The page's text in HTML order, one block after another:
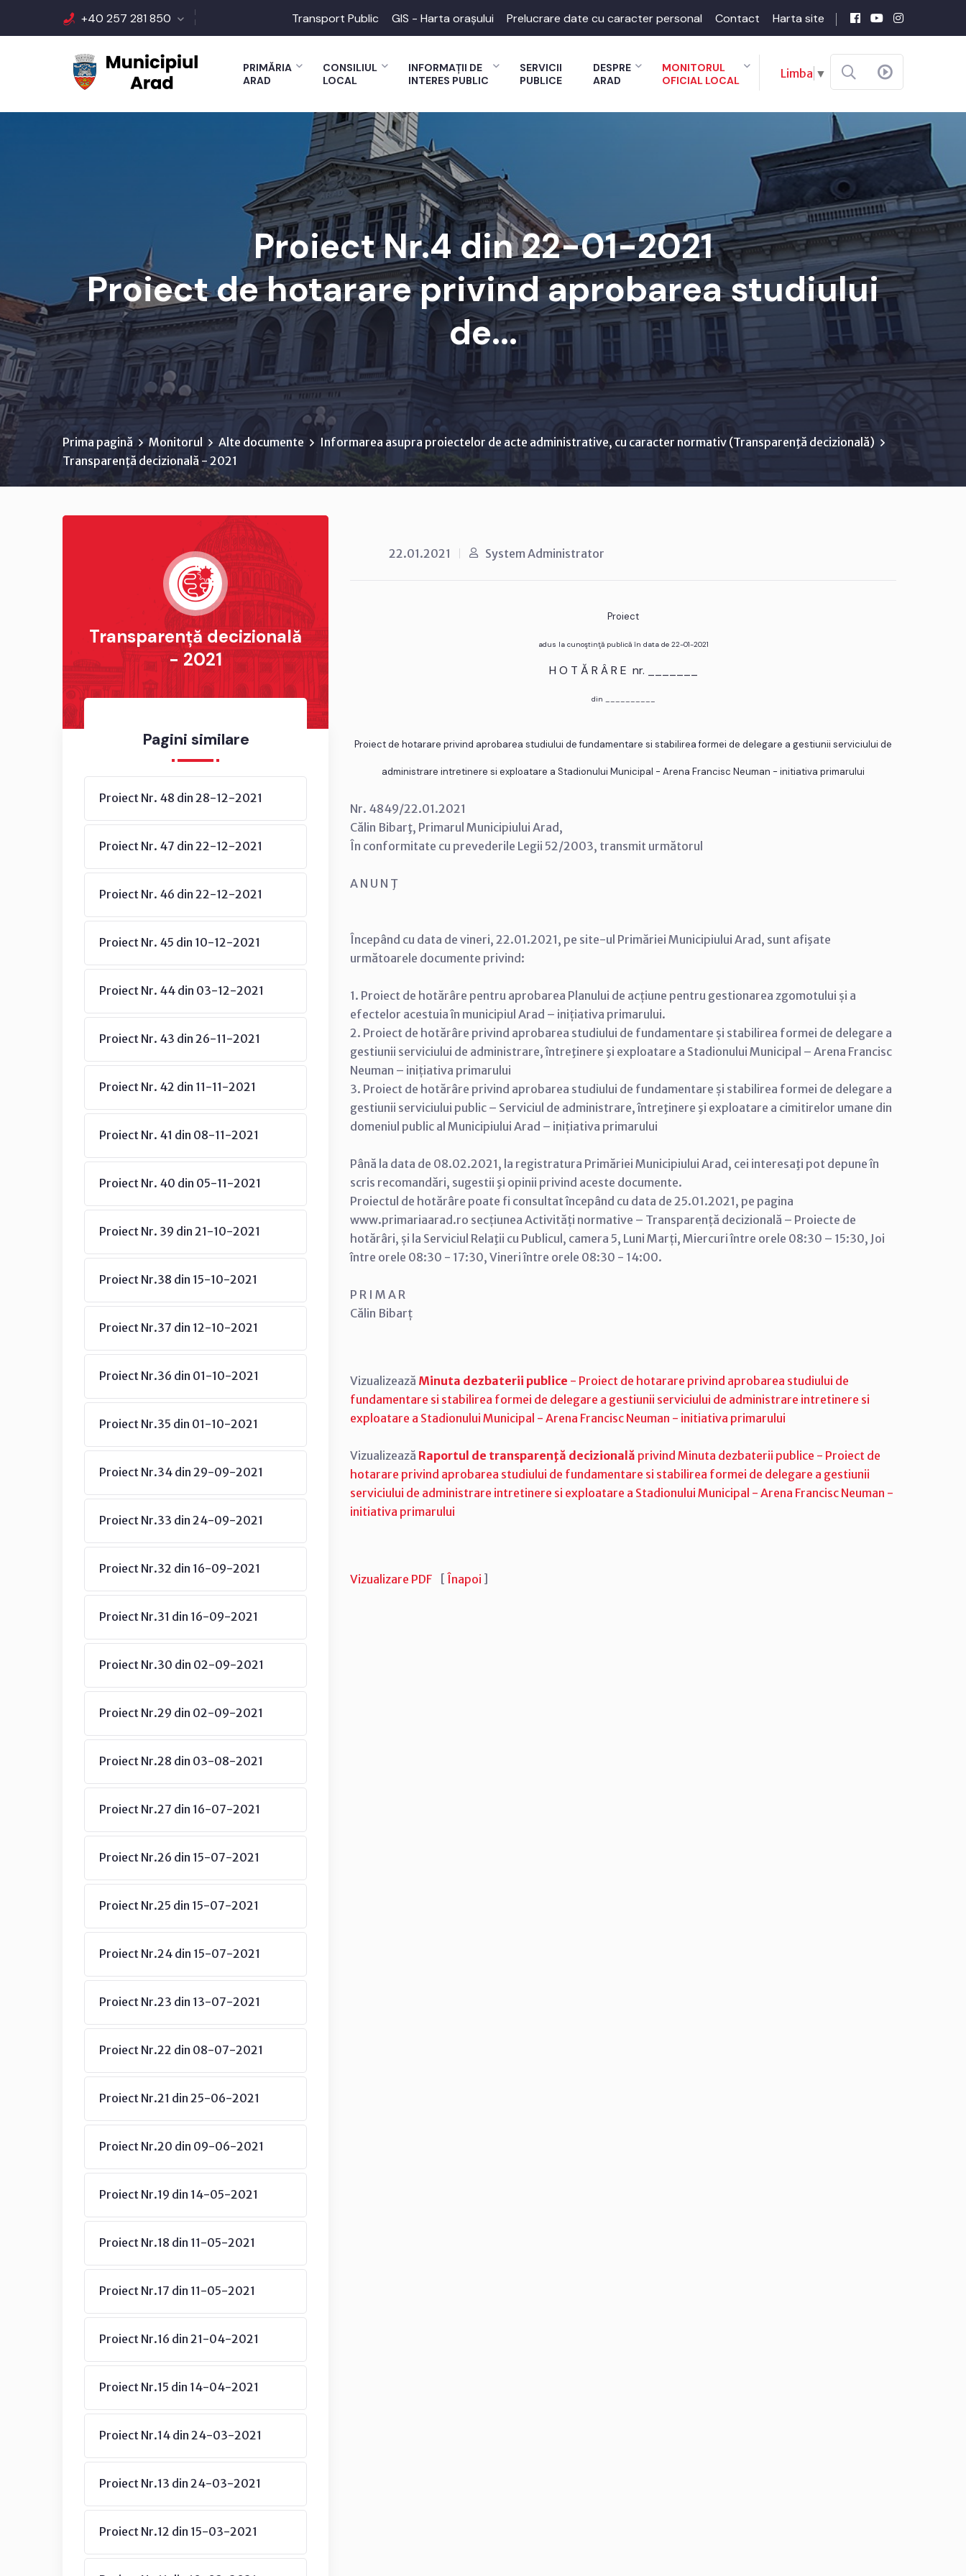
+40 257 281 850 Transport Public GIS - Harta orașului Prelucrare date cu caracter personal Contact Harta site
PRIMĂRIA
ARAD
CONSILIUL
LOCAL
INFORMAȚII DE
INTERES PUBLIC
SERVICII
PUBLICE
DESPRE
ARAD
MONITORUL
OFICIAL LOCAL
Limba ▼
Proiect Nr.4 din 22-01-2021
Proiect de hotarare privind aprobarea studiului
de...
Prima pagină Monitorul Alte documente
Informarea asupra proiectelor de acte administrative, cu caracter normativ (Transparenţă decizională)
Transparență decizională - 2021
Transparență decizională
- 2021
Pagini similare
Proiect Nr. 48 din 28-12-2021
Proiect Nr. 47 din 22-12-2021
Proiect Nr. 46 din 22-12-2021
Proiect Nr. 45 din 10-12-2021
Proiect Nr. 44 din 03-12-2021
Proiect Nr. 43 din 26-11-2021
Proiect Nr. 42 din 11-11-2021
Proiect Nr. 41 din 08-11-2021
Proiect Nr. 40 din 05-11-2021
Proiect Nr. 39 din 21-10-2021
Proiect Nr.38 din 15-10-2021
Proiect Nr.37 din 12-10-2021
Proiect Nr.36 din 01-10-2021
Proiect Nr.35 din 01-10-2021
Proiect Nr.34 din 29-09-2021
Proiect Nr.33 din 24-09-2021
Proiect Nr.32 din 16-09-2021
Proiect Nr.31 din 16-09-2021
Proiect Nr.30 din 02-09-2021
Proiect Nr.29 din 02-09-2021
Proiect Nr.28 din 03-08-2021
Proiect Nr.27 din 16-07-2021
Proiect Nr.26 din 15-07-2021
Proiect Nr.25 din 15-07-2021
Proiect Nr.24 din 15-07-2021
Proiect Nr.23 din 13-07-2021
Proiect Nr.22 din 08-07-2021
Proiect Nr.21 din 25-06-2021
Proiect Nr.20 din 09-06-2021
Proiect Nr.19 din 14-05-2021
Proiect Nr.18 din 11-05-2021
Proiect Nr.17 din 11-05-2021
Proiect Nr.16 din 21-04-2021
Proiect Nr.15 din 14-04-2021
Proiect Nr.14 din 24-03-2021
Proiect Nr.13 din 24-03-2021
Proiect Nr.12 din 15-03-2021
22.01.2021 System Administrator
Proiect
adus la cunoştinţă publică în data de 22-01-2021
H O T Ă R Â R E nr. _______
din __________
Proiect de hotarare privind aprobarea studiului de fundamentare si stabilirea formei de delegare a gestiunii serviciului de
administrare intretinere si exploatare a Stadionului Municipal - Arena Francisc Neuman - initiativa primarului
Nr. 4849/22.01.2021
Călin Bibarţ, Primarul Municipiului Arad,
În conformitate cu prevederile Legii 52/2003, transmit următorul
A N U N Ţ
Începând cu data de vineri, 22.01.2021, pe site-ul Primăriei Municipiului Arad, sunt afişate
următoarele documente privind:
1. Proiect de hotărâre pentru aprobarea Planului de acțiune pentru gestionarea zgomotului și a
efectelor acestuia în municipiul Arad – inițiativa primarului.
2. Proiect de hotărâre privind aprobarea studiului de fundamentare și stabilirea formei de delegare a
gestiunii serviciului de administrare, întreţinere şi exploatare a Stadionului Municipal – Arena Francisc
Neuman – inițiativa primarului
3. Proiect de hotărâre privind aprobarea studiului de fundamentare și stabilirea formei de delegare a
gestiunii serviciului public – Serviciul de administrare, întreţinere şi exploatare a cimitirelor umane din
domeniul public al Municipiului Arad – inițiativa primarului
Până la data de 08.02.2021, la registratura Primăriei Municipiului Arad, cei interesaţi pot depune în
scris recomandări, sugestii şi opinii privind aceste documente.
Proiectul de hotărâre poate fi consultat începând cu data de 25.01.2021, pe pagina
www.primariaarad.ro secțiunea Activități normative – Transparență decizională – Proiecte de
hotărâri, și la Serviciul Relaţii cu Publicul, camera 5, Luni Marți, Miercuri între orele 08:30 – 15:30, Joi
între orele 08:30 - 17:30, Vineri între orele 08:30 - 14:00.
P R I M A R
Călin Bibarț
Vizualizează Minuta dezbaterii publice - Proiect de hotarare privind aprobarea studiului de
fundamentare si stabilirea formei de delegare a gestiunii serviciului de administrare intretinere si
exploatare a Stadionului Municipal - Arena Francisc Neuman - initiativa primarului
Vizualizează Raportul de transparenţă decizională privind Minuta dezbaterii publice - Proiect de
hotarare privind aprobarea studiului de fundamentare si stabilirea formei de delegare a gestiunii
serviciului de administrare intretinere si exploatare a Stadionului Municipal - Arena Francisc Neuman -
initiativa primarului
Vizualizare PDF [ Înapoi ]